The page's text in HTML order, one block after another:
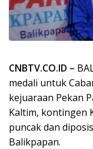
CNBTV.CO.ID –
medali untuk
kejuaraan Pekan
Kaltim, kontingen
puncak dan
Balikpapan.